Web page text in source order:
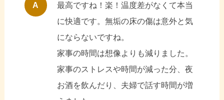
A
最高ですね！楽！温度差がなくて本当
に快適です。無垢の床の傷は意外と気
にならないですね。
家事の時間は想像よりも減りました。
家事のストレスや時間が減った分、夜
お酒を飲んだり、夫婦で話す時間が増